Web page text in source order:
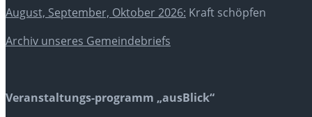
August, September, Oktober 2026: Kraft schöpfen
Archiv unseres Gemeindebriefs
Veranstaltungs-programm „ausBlick“